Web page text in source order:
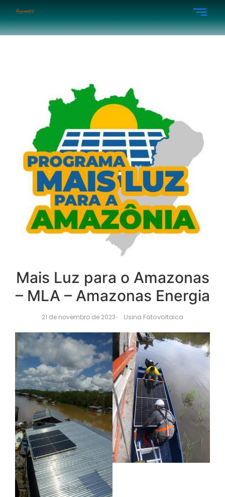
Mais Luz para o Amazonas
– MLA – Amazonas Energia
21 de novembro de 2023- Usina Fotovoltaica